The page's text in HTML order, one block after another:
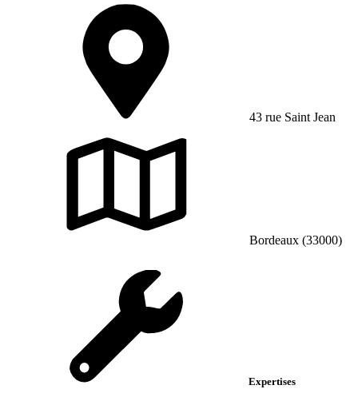
43 rue Saint Jean
Bordeaux (33000)
Expertises